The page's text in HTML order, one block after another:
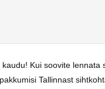
Kui soovite
Tallinnast